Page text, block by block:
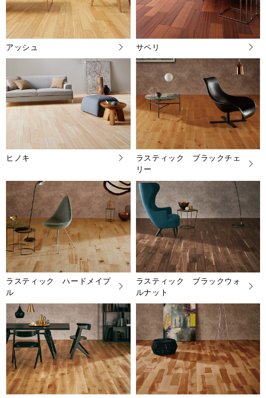
アッシュ サペリ
ヒノキ
ラスティック ブラックチェ
リー
ラスティック ハードメイプ
ル
ラスティック ブラックウォ
ルナット